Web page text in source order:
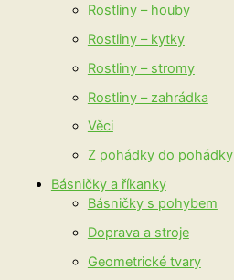
Rostliny – houby
Rostliny – kytky
Rostliny – stromy
Rostliny – zahrádka
Věci
Z pohádky do pohádky
Básničky a říkanky
Básničky s pohybem
Doprava a stroje
Geometrické tvary